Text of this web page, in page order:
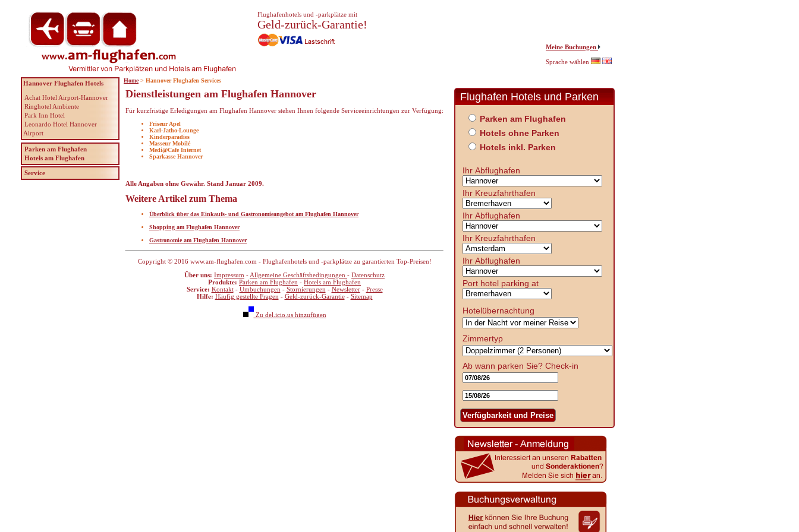
Dienstleistungen am Flughafen Hannover
Für kurzfristige Erledigungen am Flughafen Hannover stehen Ihnen folgende Serviceeinrichtungen zur Verfügung:
Friseur Apel
Karl-Jatho-Lounge
Kinderparadies
Masseur Mobilé
Medi@Cafe Internet
Sparkasse Hannover
Alle Angaben ohne Gewähr. Stand Januar 2009.
Weitere Artikel zum Thema
Überblick über das Einkaufs- und Gastronomieangebot am Flughafen Hannover
Shopping am Flughafen Hannover
Gastronomie am Flughafen Hannover
Copyright © 2016 www.am-flughafen.com - Flughafenhotels und -parkplätze zu garantierten Top-Preisen!
Über uns: Impressum - Allgemeine Geschäftsbedingungen - Datenschutz
Produkte: Parken am Flughafen - Hotels am Flughafen
Service: Kontakt- Umbuchungen - Stornierungen - Newsletter- Presse
Hilfe: Häufig gestellte Fragen - Geld-zurück-Garantie- Sitemap
Zu del.icio.us hinzufügen
Meine Buchungen
Sprache wählen
Hannover Flughafen Hotels
Achat Hotel Airport-Hannover
Ringhotel Ambiente
Park Inn Hotel
Leonardo Hotel Hannover
Airport
Parken am Flughafen
Hotels am Flughafen
Service
Flughafen Hotels und Parken
Parken am Flughafen
Hotels ohne Parken
Hotels inkl. Parken
Ihr Abflughafen
Ihr Kreuzfahrthafen
Ihr Abflughafen
Ihr Kreuzfahrthafen
Ihr Abflughafen
Port hotel parking at
Hotelübernachtung
Zimmertyp
Ab wann parken Sie? Check-in
Verfügbarkeit und Preise
Flughafenhotels und -parkplätze mit
Geld-zurück-Garantie!
Home > Hannover Flughafen Services